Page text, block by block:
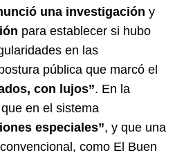
una investigación y
para establecer si hubo
en las
pública que marcó el
con lujos”. En la
en el sistema
especiales”, y que una
como El Buen